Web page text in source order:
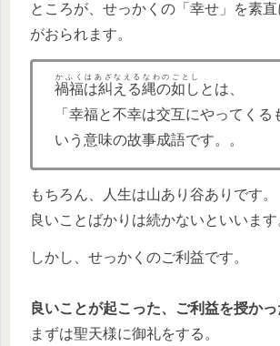
ところが、せっかくの「幸せ」を素
がおられます。
禍福は糾える縄の如し
かふくはあざなえるなわのごとし
とは、
「幸福と不幸は交互にやってくる
いう意味の故事成語です。。
もちろん、人生は山あり谷ありです。
良いことばかりは続かないといいます
しかし、せっかくのご利益です。
良いことが起こった、ご利益を授かっ
まずは聖天様に御礼をする。